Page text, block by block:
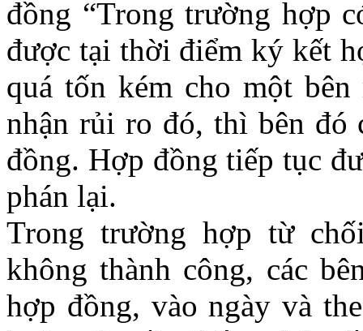
đồng “Trong trường hợp
được tại thời điểm ký kết
quá tốn kém cho một
nhận rủi ro đó, thì bên đó
đồng. Hợp đồng tiếp tục
phán lại.
Trong trường hợp từ
không thành công, các
hợp đồng, vào ngày và